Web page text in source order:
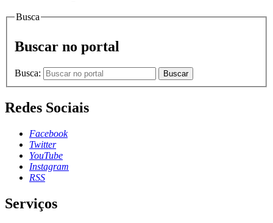
Busca
Buscar no portal
Busca: Buscar
Redes Sociais
Facebook
Twitter
YouTube
Instagram
RSS
Serviços